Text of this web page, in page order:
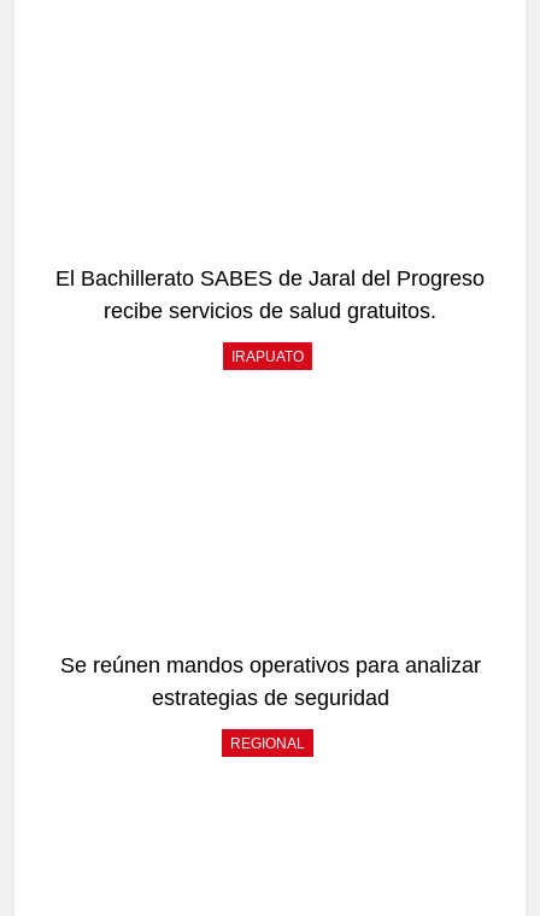
El Bachillerato SABES de Jaral del Progreso
recibe servicios de salud gratuitos.
IRAPUATO
Se reúnen mandos operativos para analizar
estrategias de seguridad
REGIONAL